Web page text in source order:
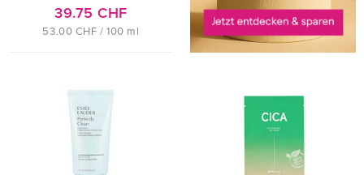
39.75 CHF
53.00 CHF / 100 ml